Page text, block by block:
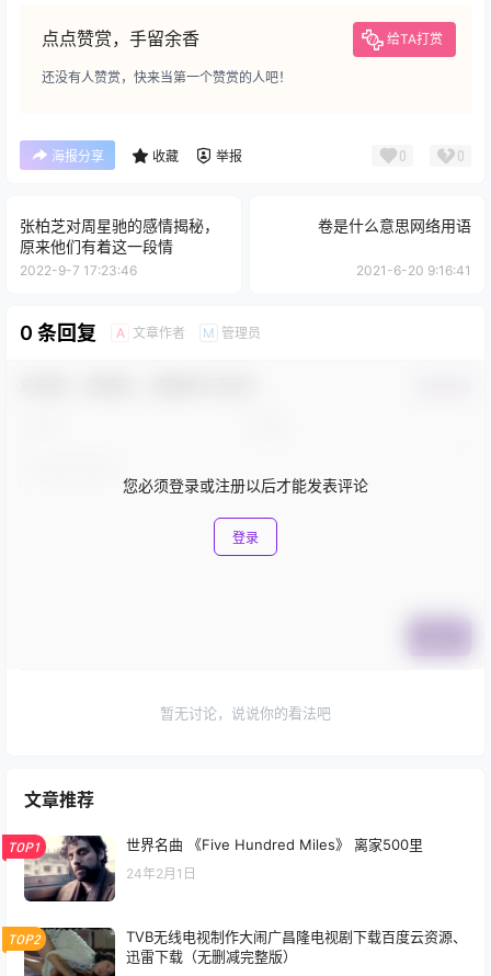
点点赞赏，手留余香 给TA打赏
还没有人赞赏，快来当第一个赞赏的人吧！
海报分享 收藏 举报 0 0
张柏芝对周星驰的感情揭秘，
原来他们有着这一段情
2022-9-7 17:23:46
卷是什么意思网络用语
2021-6-20 9:16:41
0 条回复 A 文章作者 M 管理员
您必须登录或注册以后才能发表评论
登录
暂无讨论，说说你的看法吧
文章推荐
TOP1 世界名曲 《Five Hundred Miles》 离家500里
24年2月1日
TOP2
TVB无线电视制作大闹广昌隆电视剧下载百度云资源、
迅雷下载（无删减完整版）